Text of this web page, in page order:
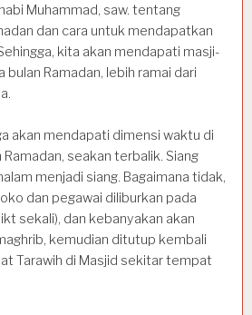
Muhammad, saw. tentang
dan cara untuk mendapatkan
kita akan mendapati masji-
bulan Ramadan, lebih ramai dari
akan mendapati dimensi waktu di
seakan terbalik. Siang
menjadi siang. Bagaimana tidak,
dan pegawai diliburkan pada
sekali), dan kebanyakan akan
kemudian ditutup kembali
Tarawih di Masjid sekitar tempat